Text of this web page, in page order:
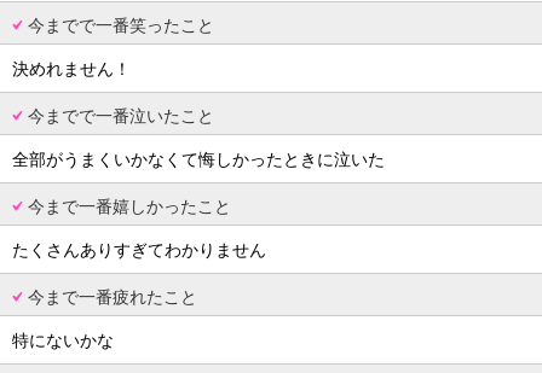
今までで一番笑ったこと
決めれません！
今までで一番泣いたこと
全部がうまくいかなくて悔しかったときに泣いた
今まで一番嬉しかったこと
たくさんありすぎてわかりません
今まで一番疲れたこと
特にないかな